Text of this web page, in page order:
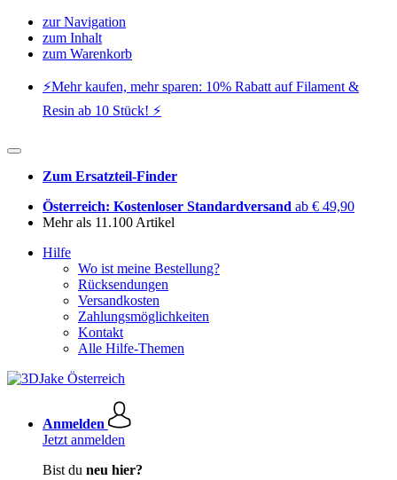
zur Navigation
zum Inhalt
zum Warenkorb
⚡️Mehr kaufen, mehr sparen: 10% Rabatt auf Filament &
Resin ab 10 Stück! ⚡️
Zum Ersatzteil-Finder
Österreich: Kostenloser Standardversand ab € 49,90
Mehr als 11.100 Artikel
Hilfe
Wo ist meine Bestellung?
Rücksendungen
Versandkosten
Zahlungsmöglichkeiten
Kontakt
Alle Hilfe-Themen
Anmelden
Jetzt anmelden
Bist du neu hier?